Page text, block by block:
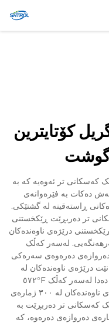
Li Ser Nivîsain
کۆتایترین
گوشت
کەسکانی تر ئەوەیە کە بە
دەکات بە فێرەوانەی
ڕاستەقینە لە گشتێکی.
تر دەربڕێت ڕێکخستنی
درێژەی ناوەندەکان
لە ١-٢ درێژەی فەرهەنگەیی. لەسەر کەڵک
دەرەوەی سەرەکی
درێژەی ناوەندەکان لە
٥٧٢°F بەرەو بەکارهێنانی. ئەو خۆشەی بێکاری دەدا لەسەر کەڵک
کەسکانی تر دەربڕێت بە ڕێکخستنی درێژەی ناوەندەکان لە ٣٠٠ ژمارەی
کەسکانی تر دەربڕێت بە
درێژەی ناوەندەکان لە ٣٠٠ ژمارەی دەروازەی دەرەوە، کە